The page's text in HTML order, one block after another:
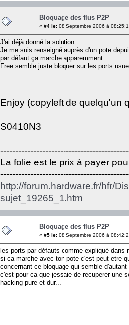
Bloquage des flus P2P
« #4 le: 08 Septembre 2006 à
J'ai déjà donné la solution.
Je me suis renseigné auprès d'un pote
par défaut ça marche apparemment.
Free semble juste bloquer sur les ports
Enjoy (copyleft de quelqu'un
S0410N3
La folie est le prix à payer
http://forum.hardware.fr/hfr/
sujet_19265_1.htm
Bloquage des flus P2P
« #5 le: 08 Septembre 2006 à
les ports par défauts comme expliqué
si ca marche avec ton pote c'est peut etre
concernant ce bloquage qui semble
c'est pour ca que jessaie de recuperer une
hacking pure et dur...